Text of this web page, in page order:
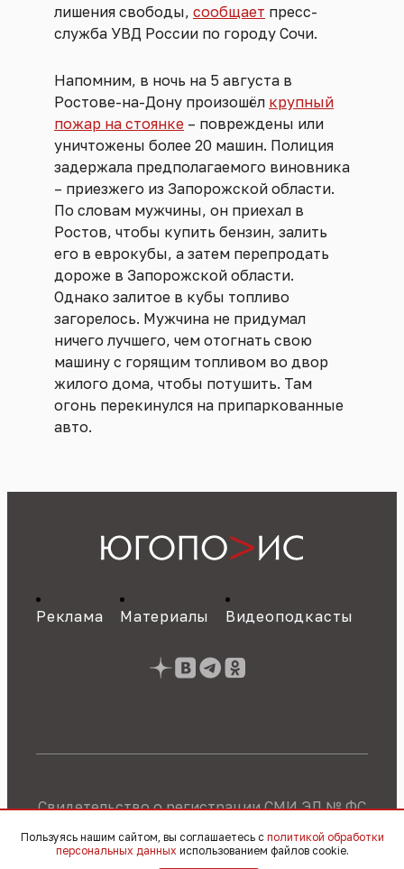
лишения свободы, сообщает пресс-
служба УВД России по городу Сочи.
Напомним, в ночь на 5 августа в
Ростове-на-Дону произошёл крупный
пожар на стоянке – повреждены или
уничтожены более 20 машин. Полиция
задержала предполагаемого виновника
– приезжего из Запорожской области.
По словам мужчины, он приехал в
Ростов, чтобы купить бензин, залить
его в еврокубы, а затем перепродать
дороже в Запорожской области.
Однако залитое в кубы топливо
загорелось. Мужчина не придумал
ничего лучшего, чем отогнать свою
машину с горящим топливом во двор
жилого дома, чтобы потушить. Там
огонь перекинулся на припаркованные
авто.
Реклама Материалы Видеоподкасты
Свидетельство о регистрации СМИ ЭЛ № ФС
обработке персональных данных
© 2010 – 2026, OOO «Югополис» / 16+
Пользуясь нашим сайтом, вы соглашаетесь с политикой обработки
персональных данных использованием файлов cookie.